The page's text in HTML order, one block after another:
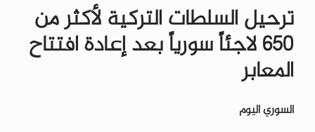
ترحيل السلطات التركية لأكثر من
650 لاجئاً سورياً بعد إعادة افتتاح
المعابر
السوري اليوم